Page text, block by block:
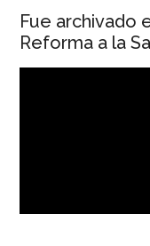
Fue archivado
Reforma a la